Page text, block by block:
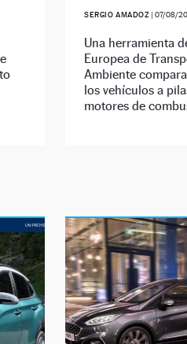
SERGIO AMADOZ |07/08/
Una herramienta
Europea de
Ambiente
los vehículos a
motores de